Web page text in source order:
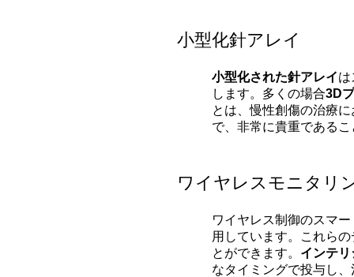
小型化針アレイ
小型化された針アレイは
します。多くの場合3D
とは、慢性創傷の治療
で、非常に貴重である
ワイヤレスモニタリ
ワイヤレス制御のスマ
用しています。これら
とができます。 インテ
なタイミングで投与し